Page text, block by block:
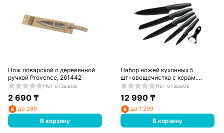
Нож поварской с деревянной
ручкой Provence, 261442
Нет отзывов
2 690₸
до 269
В корзину
Набор ножей кухонных 5
шт+овощечистка с керам.
лезвием, 263886Нет отзывов
12 990 ₸
до 1 299
В корзину